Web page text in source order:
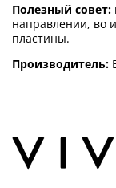
Полезный совет:
направлении, во
пластины.
Производитель: